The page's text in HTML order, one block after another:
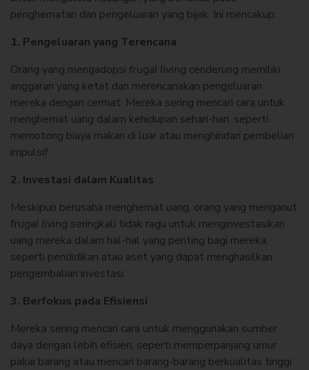
penghematan dan pengeluaran yang bijak. Ini mencakup:
1. Pengeluaran yang Terencana
Orang yang mengadopsi frugal living cenderung memiliki
anggaran yang ketat dan merencanakan pengeluaran
mereka dengan cermat. Mereka sering mencari cara untuk
menghemat uang dalam kehidupan sehari-hari, seperti
memotong biaya makan di luar atau menghindari pembelian
impulsif.
2. Investasi dalam Kualitas
Meskipun berusaha menghemat uang, orang yang menganut
frugal living seringkali tidak ragu untuk menginvestasikan
uang mereka dalam hal-hal yang penting bagi mereka,
seperti pendidikan atau aset yang dapat menghasilkan
pengembalian investasi.
3. Berfokus pada Efisiensi
Mereka sering mencari cara untuk menggunakan sumber
daya dengan lebih efisien, seperti memperpanjang umur
pakai barang atau mencari barang-barang berkualitas tinggi